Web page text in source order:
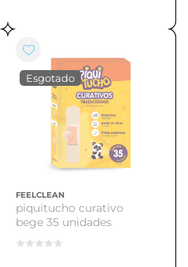
FEELCLEAN
piquitucho curativo
bege 35 unidades